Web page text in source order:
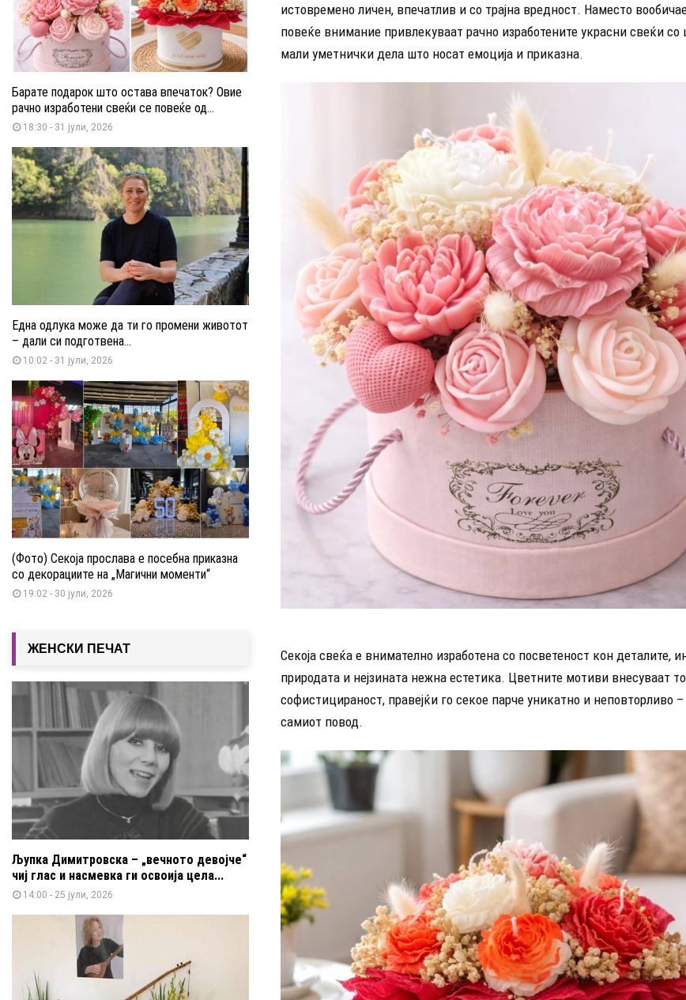
истовремено личен, впечатлив и со трајна вредност. Наместо
повеќе внимание привлекуваат рачно изработените украсни свеќи
мали уметнички дела што носат емоција и приказна.
Секоја свеќа е внимателно изработена со посветеност кон деталите,
природата и нејзината нежна естетика. Цветните мотиви внесуваат
софистицираност, правејќи го секое парче уникатно и неповторливо
самиот повод.
Барате подарок што остава впечаток? Овие
рачно изработени свеќи се повеќе од...
18:30 - 31 јули, 2026
Една одлука може да ти го промени животот
– дали си подготвена...
10:02 - 31 јули, 2026
(Фото) Секоја прослава е посебна приказна
со декорациите на „Магични моменти“
19:02 - 30 јули, 2026
ЖЕНСКИ ПЕЧАТ
Љупка Димитровска – „вечното девојче“
чиј глас и насмевка ги освоија цела...
14:00 - 25 јули, 2026